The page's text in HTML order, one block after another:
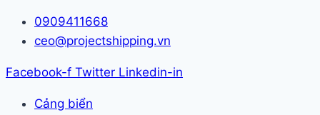
Skip
0909411668
ceo@projectshipping.vn
Facebook-f Twitter Linkedin-in
Cảng biển